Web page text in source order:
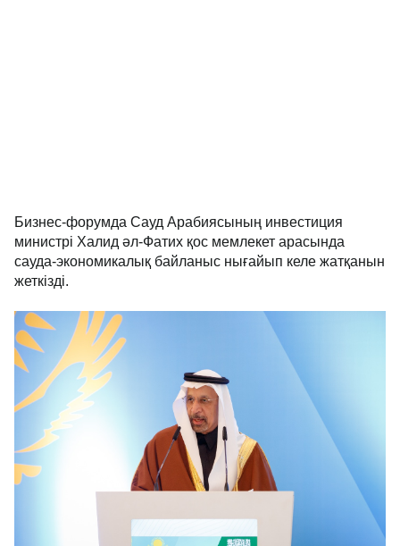
Бизнес-форумда Сауд Арабиясының инвестиция
министрі Халид әл-Фатих қос мемлекет арасында
сауда-экономикалық байланыс нығайып келе жатқанын
жеткізді.